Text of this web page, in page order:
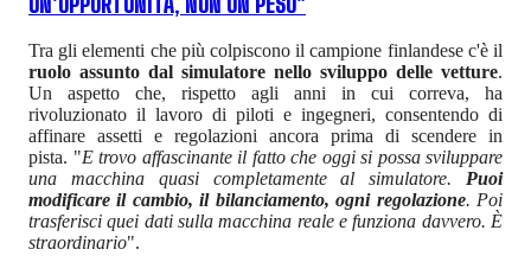
Tra gli elementi che più colpiscono il campione finlandese c'è il
ruolo assunto dal simulatore nello sviluppo delle vetture.
Un aspetto che, rispetto agli anni in cui correva, ha
rivoluzionato il lavoro di piloti e ingegneri, consentendo di
affinare assetti e regolazioni ancora prima di scendere in
pista. "E trovo affascinante il fatto che oggi si possa sviluppare
una macchina quasi completamente al simulatore. Puoi
modificare il cambio, il bilanciamento, ogni regolazione. Poi
trasferisci quei dati sulla macchina reale e funziona davvero. È
straordinario".